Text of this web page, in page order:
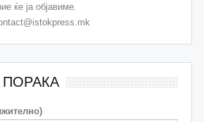
ќе ја објавиме.